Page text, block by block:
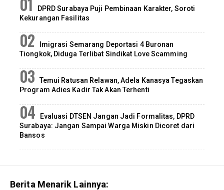
DPRD Surabaya Puji Pembinaan Karakter, Soroti
Kekurangan Fasilitas
Imigrasi Semarang Deportasi 4 Buronan
Tiongkok, Diduga Terlibat Sindikat Love Scamming
Temui Ratusan Relawan, Adela Kanasya Tegaskan
Program Adies Kadir Tak Akan Terhenti
Evaluasi DTSEN Jangan Jadi Formalitas, DPRD
Surabaya: Jangan Sampai Warga Miskin Dicoret dari
Bansos
Berita Menarik Lainnya: